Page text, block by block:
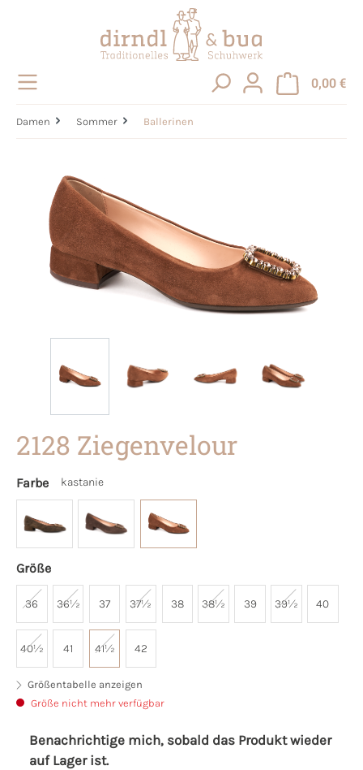
0,00 €
Damen Sommer Ballerinen
2128 Ziegenvelour
Farbe kastanie
Größe
36 36½ 37 37½ 38 38½ 39 39½ 40
40½ 41 41½ 42
Größentabelle anzeigen
Größe nicht mehr verfügbar
Benachrichtige mich, sobald das Produkt wieder
auf Lager ist.